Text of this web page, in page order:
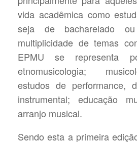
vida acadêmica como
seja de bacharelado
multiplicidade de temas
EPMU se representa
etnomusicologia;
estudos de performance,
instrumental; educação
arranjo musical.
Sendo esta a primeira